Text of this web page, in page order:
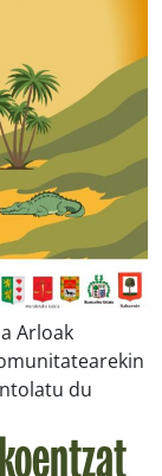
Arloak
du